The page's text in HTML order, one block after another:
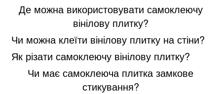
Де можна використовувати самоклеючу
вінілову плитку?
Чи можна клеїти вінілову плитку на стіни?
Як різати самоклеючу вінілову плитку?
Чи має самоклеюча плитка замкове
стикування?